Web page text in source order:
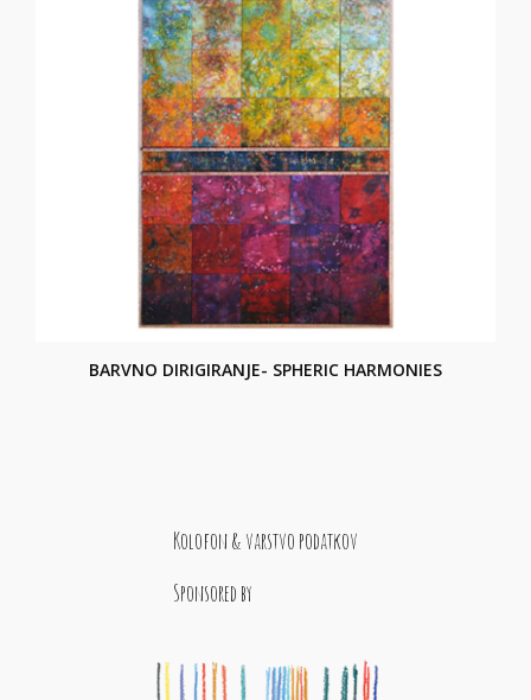
BARVNO DIRIGIRANJE- SPHERIC HARMONIES
Kolofon & varstvo podatkov
Sponsored by